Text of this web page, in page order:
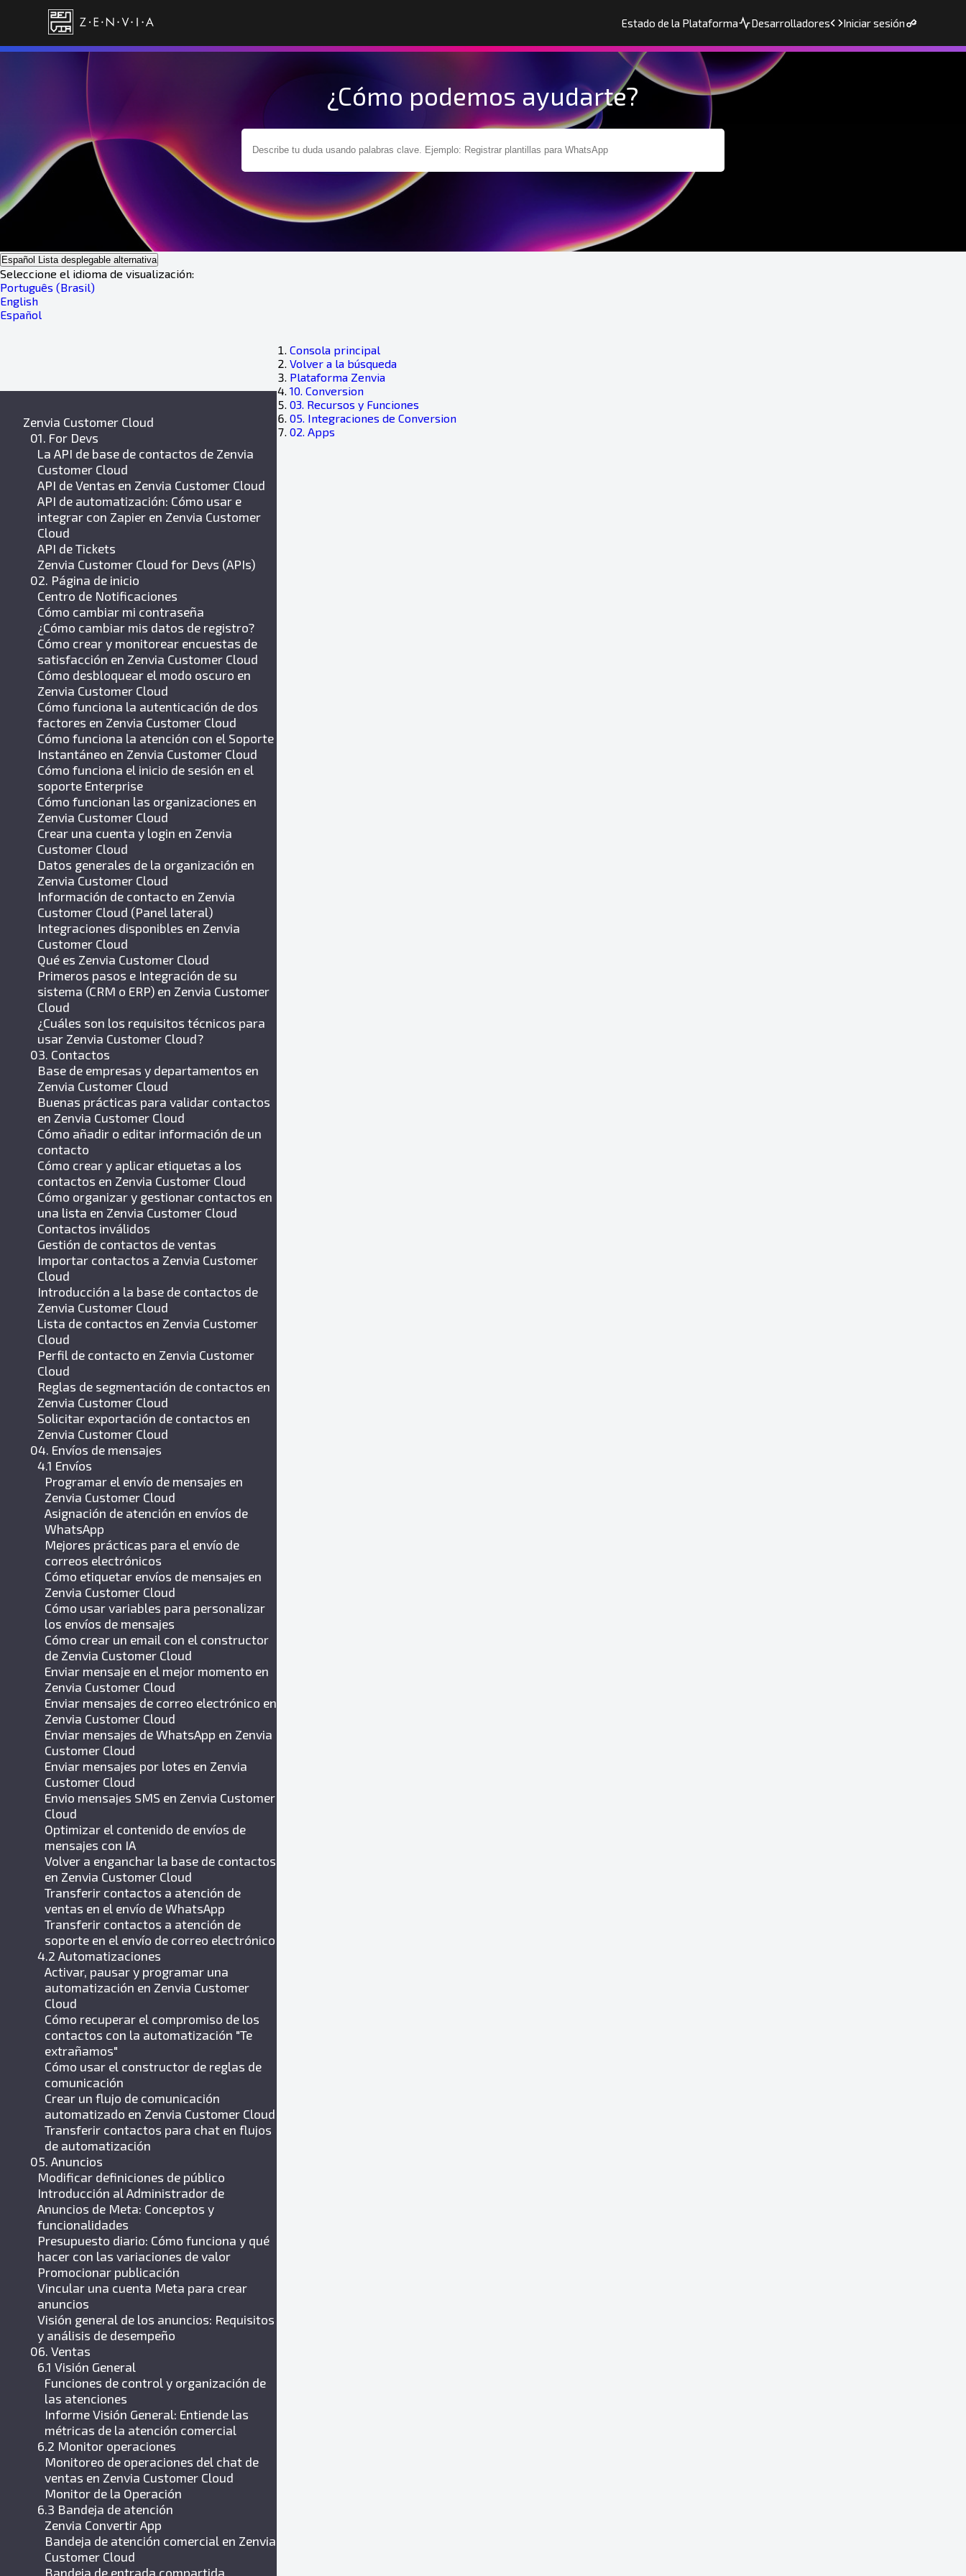
Estado de la Plataforma Desarrolladores Iniciar sesión
¿Cómo podemos ayudarte?
Español Lista desplegable alternativa
Seleccione el idioma de visualización:
Português (Brasil)
English
Español
Consola principal
Volver a la búsqueda
Plataforma Zenvia
10. Conversion
03. Recursos y Funciones
05. Integraciones de Conversion
02. Apps
Zenvia Customer Cloud
01. For Devs
La API de base de contactos de Zenvia
Customer Cloud
API de Ventas en Zenvia Customer Cloud
API de automatización: Cómo usar e
integrar con Zapier en Zenvia Customer
Cloud
API de Tickets
Zenvia Customer Cloud for Devs (APIs)
02. Página de inicio
Centro de Notificaciones
Cómo cambiar mi contraseña
¿Cómo cambiar mis datos de registro?
Cómo crear y monitorear encuestas de
satisfacción en Zenvia Customer Cloud
Cómo desbloquear el modo oscuro en
Zenvia Customer Cloud
Cómo funciona la autenticación de dos
factores en Zenvia Customer Cloud
Cómo funciona la atención con el Soporte
Instantáneo en Zenvia Customer Cloud
Cómo funciona el inicio de sesión en el
soporte Enterprise
Cómo funcionan las organizaciones en
Zenvia Customer Cloud
Crear una cuenta y login en Zenvia
Customer Cloud
Datos generales de la organización en
Zenvia Customer Cloud
Información de contacto en Zenvia
Customer Cloud (Panel lateral)
Integraciones disponibles en Zenvia
Customer Cloud
Qué es Zenvia Customer Cloud
Primeros pasos e Integración de su
sistema (CRM o ERP) en Zenvia Customer
Cloud
¿Cuáles son los requisitos técnicos para
usar Zenvia Customer Cloud?
03. Contactos
Base de empresas y departamentos en
Zenvia Customer Cloud
Buenas prácticas para validar contactos
en Zenvia Customer Cloud
Cómo añadir o editar información de un
contacto
Cómo crear y aplicar etiquetas a los
contactos en Zenvia Customer Cloud
Cómo organizar y gestionar contactos en
una lista en Zenvia Customer Cloud
Contactos inválidos
Gestión de contactos de ventas
Importar contactos a Zenvia Customer
Cloud
Introducción a la base de contactos de
Zenvia Customer Cloud
Lista de contactos en Zenvia Customer
Cloud
Perfil de contacto en Zenvia Customer
Cloud
Reglas de segmentación de contactos en
Zenvia Customer Cloud
Solicitar exportación de contactos en
Zenvia Customer Cloud
04. Envíos de mensajes
4.1 Envíos
Programar el envío de mensajes en
Zenvia Customer Cloud
Asignación de atención en envíos de
WhatsApp
Mejores prácticas para el envío de
correos electrónicos
Cómo etiquetar envíos de mensajes en
Zenvia Customer Cloud
Cómo usar variables para personalizar
los envíos de mensajes
Cómo crear un email con el constructor
de Zenvia Customer Cloud
Enviar mensaje en el mejor momento en
Zenvia Customer Cloud
Enviar mensajes de correo electrónico en
Zenvia Customer Cloud
Enviar mensajes de WhatsApp en Zenvia
Customer Cloud
Enviar mensajes por lotes en Zenvia
Customer Cloud
Envio mensajes SMS en Zenvia Customer
Cloud
Optimizar el contenido de envíos de
mensajes con IA
Volver a enganchar la base de contactos
en Zenvia Customer Cloud
Transferir contactos a atención de
ventas en el envío de WhatsApp
Transferir contactos a atención de
soporte en el envío de correo electrónico
4.2 Automatizaciones
Activar, pausar y programar una
automatización en Zenvia Customer
Cloud
Cómo recuperar el compromiso de los
contactos con la automatización "Te
extrañamos"
Cómo usar el constructor de reglas de
comunicación
Crear un flujo de comunicación
automatizado en Zenvia Customer Cloud
Transferir contactos para chat en flujos
de automatización
05. Anuncios
Modificar definiciones de público
Introducción al Administrador de
Anuncios de Meta: Conceptos y
funcionalidades
Presupuesto diario: Cómo funciona y qué
hacer con las variaciones de valor
Promocionar publicación
Vincular una cuenta Meta para crear
anuncios
Visión general de los anuncios: Requisitos
y análisis de desempeño
06. Ventas
6.1 Visión General
Funciones de control y organización de
las atenciones
Informe Visión General: Entiende las
métricas de la atención comercial
6.2 Monitor operaciones
Monitoreo de operaciones del chat de
ventas en Zenvia Customer Cloud
Monitor de la Operación
6.3 Bandeja de atención
Zenvia Convertir App
Bandeja de atención comercial en Zenvia
Customer Cloud
Bandeja de entrada compartida